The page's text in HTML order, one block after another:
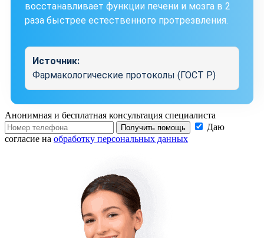
восстанавливает функции печени и мозга в 2
раза быстрее естественного протрезвления.
Источник:
Фармакологические протоколы (ГОСТ Р)
Анонимная и бесплатная консультация специалиста
Получить помощь
Даю
согласие на обработку персональных данных